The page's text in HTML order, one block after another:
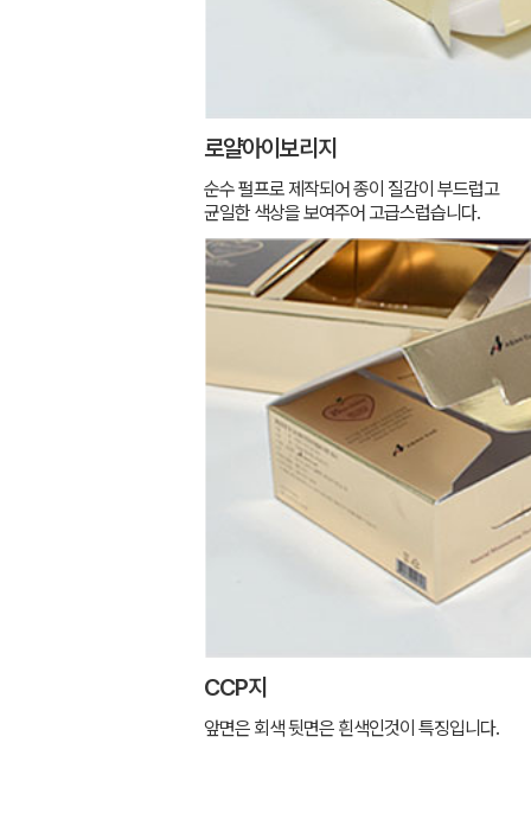
로얄아이보리지
순수 펄프로 제작되어 종이 질감이 부드럽고
균일한 색상을 보여주어 고급스럽습니다.
CCP지
앞면은 회색 뒷면은 흰색인것이 특징입니다.